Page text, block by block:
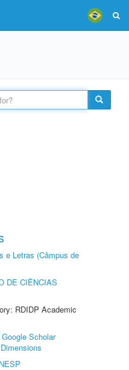
e Letras (Câmpus de
DE CIÊNCIAS
RDIDP Academic
Google Scholar
Dimensions